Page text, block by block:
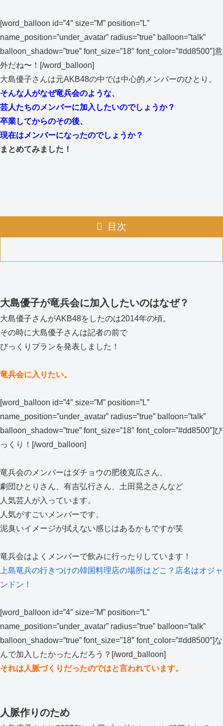
[word_balloon id=”4″ size=”M” position=”L”
name_position=”under_avatar” radius=”true” balloon=”talk”
balloon_shadow=”true” font_size=”18″ font_color=”#dd8500″]意
外だね〜！[/word_balloon]
大島優子さんは元AKB48の中では中心的メンバーのひとり。
そんな人がなぜ竜兵会のような、
芸人たちのメンバーに加入したいのでしょうか？
卒業してからのその後、
現在はメンバーになったのでしょうか？
まとめてみました！
目次
大島優子が竜兵会に加入したいのはなぜ？
大島優子さんがAKB48をしたのは2014年の頃。
その時に大島優子さんは記者の前で
びっくりプランを発表しました！
竜兵会に入りたい。
[word_balloon id=”4″ size=”M” position=”L”
name_position=”under_avatar” radius=”true” balloon=”talk”
balloon_shadow=”true” font_size=”18″ font_color=”#dd8500″]び
っくり！[/word_balloon]
竜兵会のメンバーはダチョウの肥後克広さん、
劇団ひとりさん、有吉弘行さん、土田晃之さんなど
人気芸人が入っています。
人気がすごいメンバーです。
泥臭いイメージが拭えない感じはあるかもですが笑
竜兵会はよくメンバーで飲みに行ったりしています！
上島竜兵の行きつけの韓国料理店の場所はどこ？店名はオジャ
ンドン！
[word_balloon id=”4″ size=”M” position=”L”
name_position=”under_avatar” radius=”true” balloon=”talk”
balloon_shadow=”true” font_size=”18″ font_color=”#dd8500″]な
んで加入したかったんだろう？[/word_balloon]
それは人脈づくりだったのではと言われています。
人脈作りのため